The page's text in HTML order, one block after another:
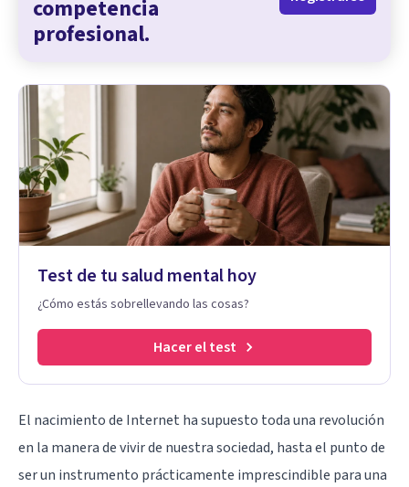
competencia
profesional.
Test de tu salud mental hoy
¿Cómo estás sobrellevando las cosas?
Hacer el test
El nacimiento de Internet ha supuesto toda una revolución
en la manera de vivir de nuestra sociedad, hasta el punto de
ser un instrumento prácticamente imprescindible para una